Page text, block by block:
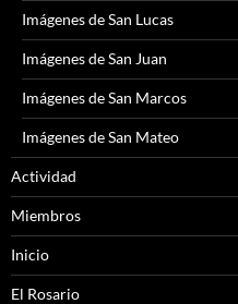
Imágenes de San Lucas
Imágenes de San Juan
Imágenes de San Marcos
Imágenes de San Mateo
Actividad
Miembros
Inicio
El Rosario